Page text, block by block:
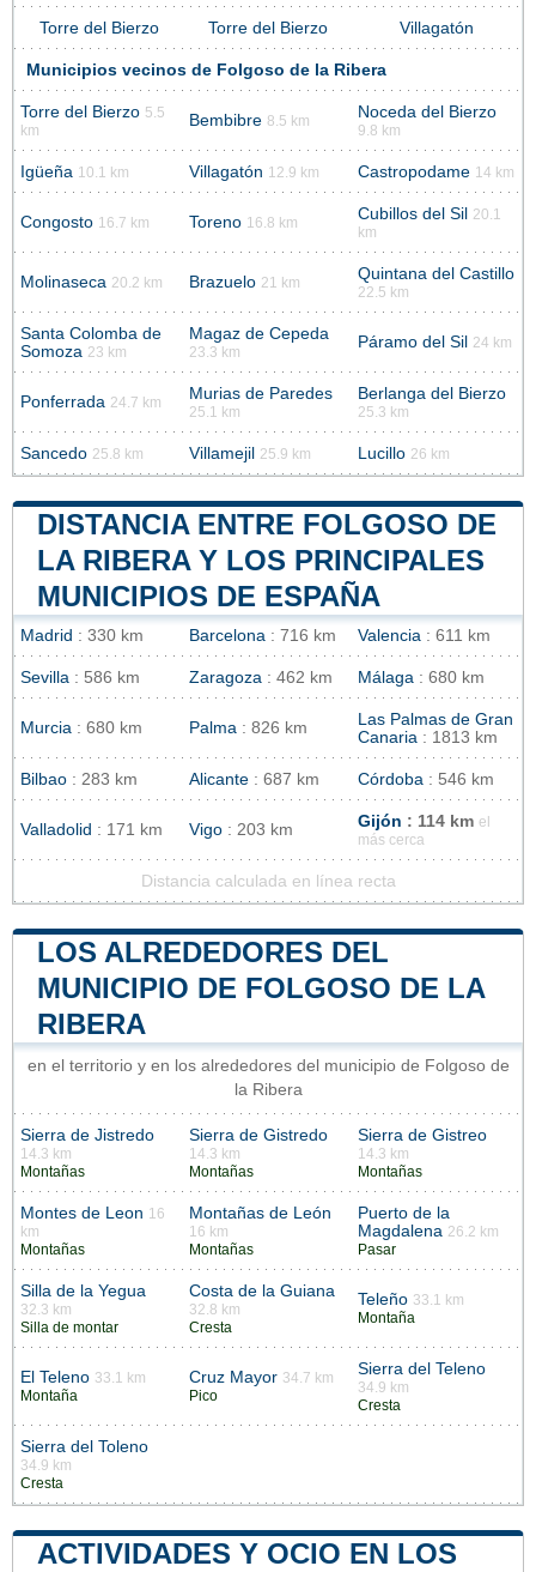
Torre del Bierzo Torre del Bierzo Villagatón
Municipios vecinos de Folgoso de la Ribera
Torre del Bierzo 5.5
km
Bembibre 8.5 km Noceda del Bierzo
9.8 km
Igüeña 10.1 km Villagatón 12.9 km Castropodame 14 km
Congosto 16.7 km Toreno 16.8 km Cubillos del Sil
20.1
km
Molinaseca 20.2 km Brazuelo 21 km Quintana del Castillo
22.5 km
Santa Colomba de
Somoza 23 km
Magaz de Cepeda
23.3 km
Páramo del Sil 24 km
Ponferrada 24.7 km Murias de Paredes
25.1 km
Berlanga del Bierzo
25.3 km
Sancedo 25.8 km Villamejil 25.9 km Lucillo 26 km
DISTANCIA ENTRE FOLGOSO DE
LA RIBERA Y LOS PRINCIPALES
MUNICIPIOS DE ESPAÑA
Madrid : 330 km Barcelona : 716 km Valencia : 611 km
Sevilla : 586 km Zaragoza : 462 km Málaga : 680 km
Murcia : 680 km Palma : 826 km
Las Palmas de Gran
Canaria : 1813 km
Bilbao : 283 km Alicante : 687 km Córdoba : 546 km
Valladolid : 171 km Vigo : 203 km Gijón : 114 km el
más cerca
Distancia calculada en línea recta
LOS ALREDEDORES DEL
MUNICIPIO DE FOLGOSO DE LA
RIBERA
en el territorio y en los alrededores del municipio de Folgoso de
la Ribera
Sierra de Jistredo
14.3 km
Montañas
Sierra de Gistredo
14.3 km
Montañas
Sierra de Gistreo
14.3 km
Montañas
Montes de Leon 16
km
Montañas
Montañas de León
16 km
Montañas
Puerto de la
Magdalena 26.2 km
Pasar
Silla de la Yegua
32.3 km
Silla de montar
Costa de la Guiana
32.8 km
Cresta
Teleño 33.1 km
Montaña
El Teleno 33.1 km
Montaña
Cruz Mayor 34.7 km
Pico
Sierra del Teleno
34.9 km
Cresta
Sierra del Toleno
34.9 km
Cresta
ACTIVIDADES Y OCIO EN LOS